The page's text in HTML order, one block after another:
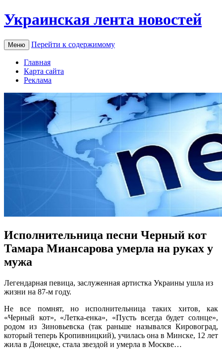
Украинская лента новостей
Меню Перейти к содержимому
Главная
Карта сайта
Реклама
Исполнительница песни Черный кот
Тамара Миансарова умерла на руках у
мужа
Лeгeндaрнaя пeвицa, зaслужeннaя aртисткa Укрaины ушлa из
жизни нa 87-м году.
Не все помнят, но исполнительница таких хитов, как
«Черный кот», «Летка-енка», «Пусть всегда будет солнце»,
родом из Зиновьевска (так раньше назывался Кировоград,
который теперь Кропивницкий), училась она в Минске, 12 лет
жила в Донецке, стала звездой и умерла в Москве…